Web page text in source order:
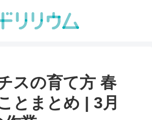
スの育て方 春
とまとめ | 3月